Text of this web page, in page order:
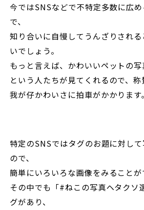
今ではSNSなどで不特定多数に広
で、
知り合いに自慢してうんざりされ
いでしょう。
もっと言えば、かわいいペットの写
という人たちが見てくれるので、称
我が仔かわいさに拍車がかかります。
特定のSNSではタグのお題に対し
ので、
簡単にいろいろな画像をみることが
その中でも「#ねこの写真ヘタクソ
グがあり、